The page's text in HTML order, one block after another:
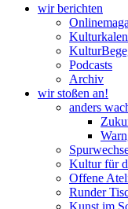
wir berichten
Podcasts
Archiv
wir stoßen an!
anders
Kultur für
Offene
Runder
Kunst im